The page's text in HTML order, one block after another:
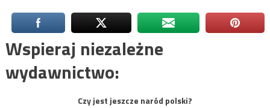
Wspieraj niezależne
wydawnictwo:
Czy jest jeszcze naród polski?